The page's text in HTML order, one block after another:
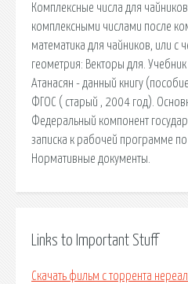
Комплексные числа для
комплексными числами после
математика для чайников, или с
геометрия: Векторы для.
Атанасян - данный книгу
ФГОС ( старый , 2004 год).
Федеральный компонент
записка к рабочей программе по
Нормативные документы.
Links to Important Stuff
Скачать фильм с торрента